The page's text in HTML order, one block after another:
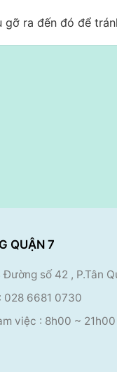
ra đến đó để
QUẬN 7
số 42 , P.Tân
028 6681 0730
việc : 8h00 ~